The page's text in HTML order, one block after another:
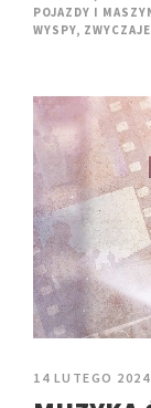
POJAZDY I
WYSPY, ZWYCZAJE
14 LUTEGO 2024